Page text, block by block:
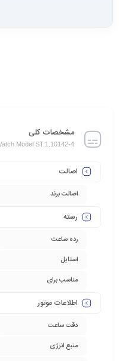
مشخصات کلی
Model ST.1.10142-4
اصالت
اصالت برند
رسته
رده ساعت
استایل
مناسب برای
اطلاعات موتور
دقت ساعت
منبع انرژی